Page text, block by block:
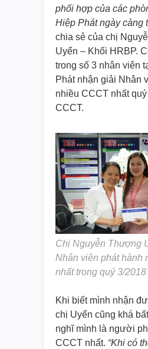
phối hợp của các
Hiệp Phát ngày càng
chia sẻ của chị
Uyển – Khối HRBP.
trong số 3 nhân viên
Phát nhận giải Nhân
nhiều CCCT nhất
CCCT.
Chị Nguyễn Thượng
Nhân viên phát hành
nhất trong quý 3/2018
Khi biết mình nhận
chị Uyển cũng khá
nghĩ mình là người
CCCT nhất. “Khi có